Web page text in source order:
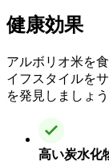
健康効果
アルボリオ米を
イフスタイルを
を発見しましょう
高い炭水化